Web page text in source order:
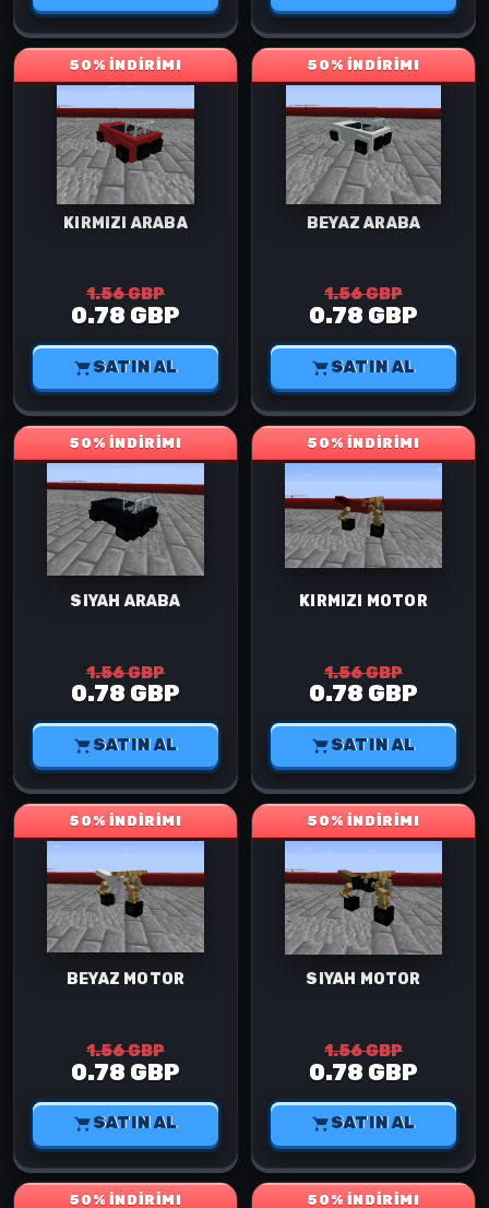
50% İNDİRİM!
KIRMIZI ARABA
1.56 GBP
0.78 GBP
SATIN AL
50% İNDİRİM!
BEYAZ ARABA
1.56 GBP
0.78 GBP
SATIN AL
50% İNDİRİM!
SIYAH ARABA
1.56 GBP
0.78 GBP
SATIN AL
50% İNDİRİM!
KIRMIZI MOTOR
1.56 GBP
0.78 GBP
SATIN AL
50% İNDİRİM!
BEYAZ MOTOR
1.56 GBP
0.78 GBP
SATIN AL
50% İNDİRİM!
SIYAH MOTOR
1.56 GBP
0.78 GBP
SATIN AL
50% İNDİRİM! 50% İNDİRİM!